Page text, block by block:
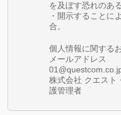
を及ぼす恐れのあ
・開示することに
合。
個人情報に関する
メールアドレ
株式会社 クエス
護管理者